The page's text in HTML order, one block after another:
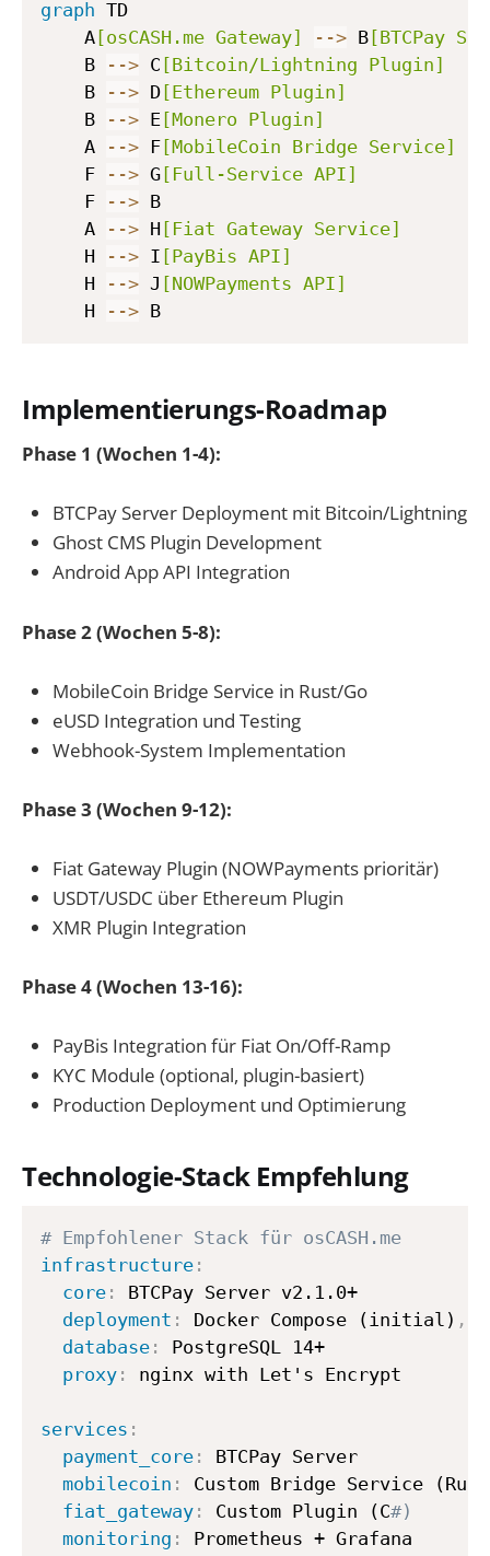
graph TD
    A
[osCASH.me Gateway] --> B[BTCPay
    B
--> C [Bitcoin/Lightning Plugin]
    B
--> D[Ethereum Plugin]
    B
--> E [Monero Plugin]
    A
--> F[MobileCoin Bridge Service]
    F
--> G[Full-Service API]
    F
--> B
    A
--> H [Fiat Gateway Service]
    H
--> I [PayBis API]
    H
--> J [NOWPayments API]
    H
-->
Implementierungs-Roadmap
Phase 1 (Wochen 1-4):
BTCPay Server Deployment mit Bitcoin/Lightning
Ghost CMS Plugin Development
Android App API Integration
Phase 2 (Wochen 5-8):
MobileCoin Bridge Service in Rust/Go
eUSD Integration und Testing
Webhook-System Implementation
Phase 3 (Wochen 9-12):
Fiat Gateway Plugin (NOWPayments prioritär)
USDT/USDC über Ethereum Plugin
XMR Plugin Integration
Phase 4 (Wochen 13-16):
PayBis Integration für Fiat On/Off-Ramp
KYC Module (optional, plugin-basiert)
Production Deployment und Optimierung
Technologie-Stack Empfehlung
# Empfohlener Stack für osCASH.me
infrastructure :
core :
BTCPay Server v2.1.0+
deployment : Docker Compose (initial) ,
database :
PostgreSQL 14+
proxy : nginx with Let's Encrypt
services :
payment_core :
BTCPay Server
mobilecoin :
Custom Bridge Service
fiat_gateway : Custom Plugin (C#)
monitoring : Prometheus + Grafana